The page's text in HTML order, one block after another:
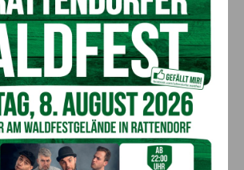
AKTUELLES
aus dem Almwellness-Resort
8. August 2026